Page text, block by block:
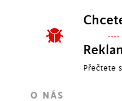
----
Přečtete
O NÁS